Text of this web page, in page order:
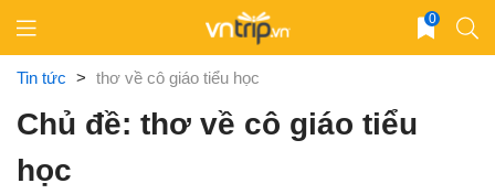
content
0
Tin tức > thơ về cô giáo tiểu học
Chủ đề: thơ về cô giáo tiểu
học